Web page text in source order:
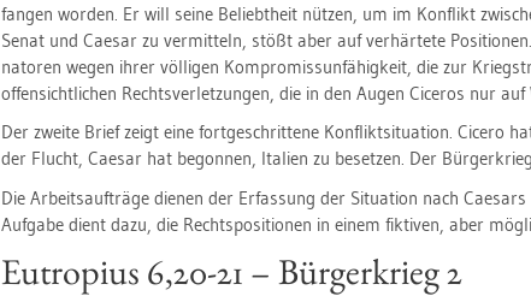
fan­gen wor­den. Er will seine Be­liebt­heit nüt­zen, um im Kon­flikt
Senat und Cae­sar zu ver­mit­teln, stößt aber auf ver­här­te­te
na­to­ren wegen ihrer völ­li­gen Kom­pro­mis­s­un­fä­hig­keit, die zur
of­fen­sicht­li­chen Rechts­ver­let­zun­gen, die in den Augen Ci­ce­ros nur auf
Der zwei­te Brief zeigt eine fort­ge­schrit­te­ne Kon­flikt­si­tua­ti­on. Ci­ce­ro
der Flucht, Cae­sar hat be­gon­nen, Ita­li­en zu be­set­zen. Der
Die Ar­beits­auf­trä­ge die­nen der Er­fas­sung der Si­tua­ti­on nach
Auf­ga­be dient dazu, die Rechts­po­si­tio­nen in einem fik­ti­ven, aber
Eu­tro­pi­us 6,20-21 – Bür­ger­krieg 2